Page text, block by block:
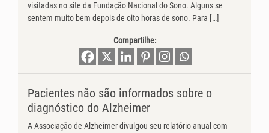
visitadas no site da Fundação Nacional do Sono. Alguns se
sentem muito bem depois de oito horas de sono. Para […]
Compartilhe:
Pacientes não são informados sobre o
diagnóstico do Alzheimer
A Associação de Alzheimer divulgou seu relatório anual com